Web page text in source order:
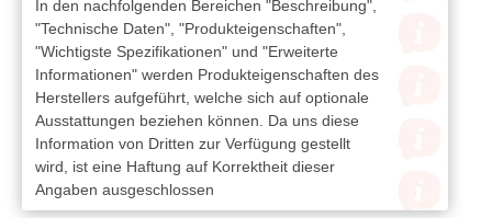
In den nachfolgenden Bereichen "Beschreibung",
"Technische Daten", "Produkteigenschaften",
"Wichtigste Spezifikationen" und "Erweiterte
Informationen" werden Produkteigenschaften des
Herstellers aufgeführt, welche sich auf optionale
Ausstattungen beziehen können. Da uns diese
Information von Dritten zur Verfügung gestellt
wird, ist eine Haftung auf Korrektheit dieser
Angaben ausgeschlossen